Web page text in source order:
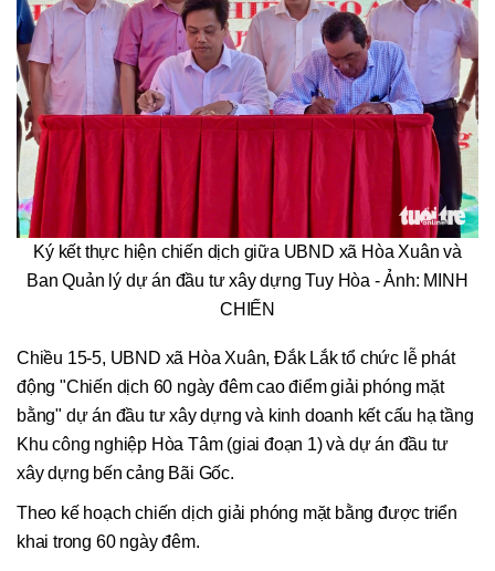
Ký kết thực hiện chiến dịch giữa UBND xã Hòa Xuân và
Ban Quản lý dự án đầu tư xây dựng Tuy Hòa - Ảnh: MINH
CHIẾN
Chiều 15-5, UBND xã Hòa Xuân, Đắk Lắk tổ chức lễ phát
động "Chiến dịch 60 ngày đêm cao điểm giải phóng mặt
bằng" dự án đầu tư xây dựng và kinh doanh kết cấu hạ tầng
Khu công nghiệp Hòa Tâm (giai đoạn 1) và dự án đầu tư
xây dựng bến cảng Bãi Gốc.
Theo kế hoạch chiến dịch giải phóng mặt bằng được triển
khai trong 60 ngày đêm.